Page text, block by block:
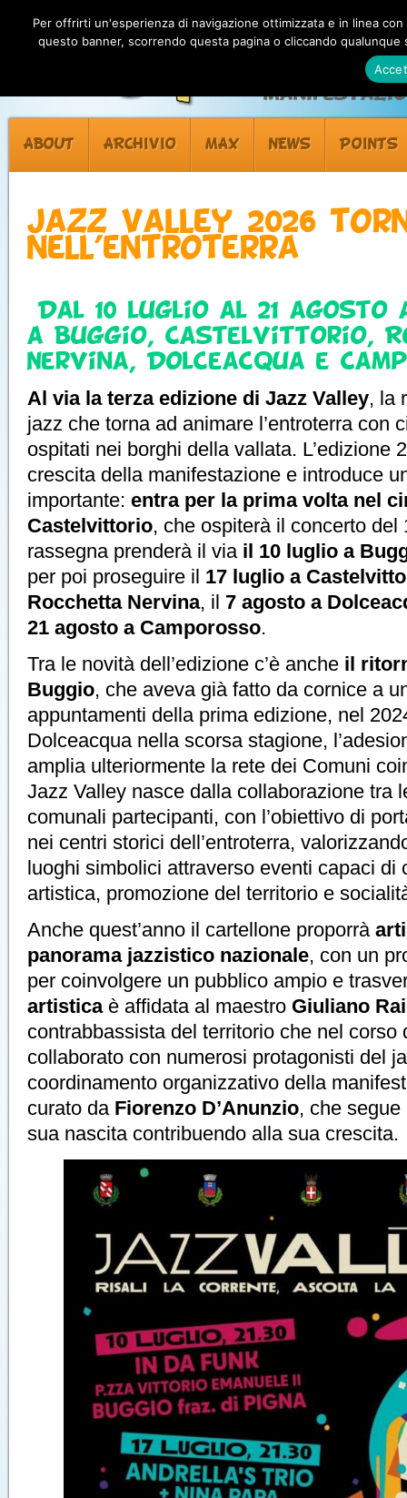
ABOUT ARCHIVIO MAX NEWS POINTS
Jazz Valley 2026
nell’entroterra
Dal 10 luglio al 21 agosto
a Buggio, Castelvittorio,
Nervina, Dolceacqua e
Al via la terza edizione di Jazz Valley, la
jazz che torna ad animare l’entroterra con
ospitati nei borghi della vallata. L’edizione
crescita della manifestazione e introduce
importante: entra per la prima volta nel
Castelvittorio, che ospiterà il concerto del
rassegna prenderà il via il 10 luglio a
per poi proseguire il 17 luglio a
Rocchetta Nervina, il 7 agosto a
21 agosto a Camporosso.
Tra le novità dell’edizione c’è anche il
Buggio, che aveva già fatto da cornice a
appuntamenti della prima edizione, nel
Dolceacqua nella scorsa stagione,
amplia ulteriormente la rete dei Comuni
Jazz Valley nasce dalla collaborazione tra
comunali partecipanti, con l’obiettivo di
nei centri storici dell’entroterra,
luoghi simbolici attraverso eventi capaci di
artistica, promozione del territorio e
Anche quest’anno il cartellone proporrà
panorama jazzistico nazionale, con un
per coinvolgere un pubblico ampio e
artisticaè affidata al maestro Giuliano
contrabbassista del territorio che nel corso
collaborato con numerosi protagonisti del
coordinamento organizzativo della
curato da Fiorenzo D’Anunzio, che
sua nascita contribuendo alla sua crescita.
Per offrirti un'esperienza di navigazione ottimizzata e in linea
questo banner, scorrendo questa pagina o cliccando